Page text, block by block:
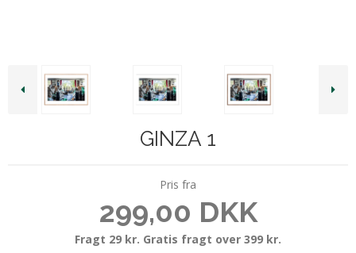
GINZA 1
Pris fra
299,00 DKK
Fragt 29 kr. Gratis fragt over 399 kr.